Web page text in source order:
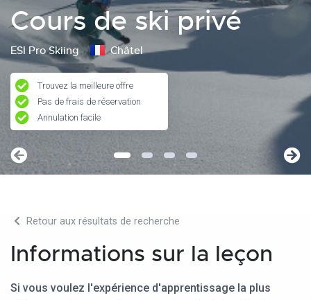
Cours de ski privé
ESI Pro Skiing Châtel
Trouvez la meilleure offre
Pas de frais de réservation
Annulation facile
Retour aux résultats de recherche
Informations sur la leçon
Si vous voulez l'expérience d'apprentissage la plus